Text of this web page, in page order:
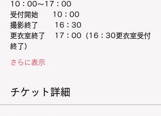
10：00～17：00
受付開始　　10：00
撮影終了　 　16：30
更衣室終了 　17：00（16：30更衣室受付
終了）
さらに表示
チケット詳細